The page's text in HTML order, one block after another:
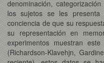
denominación,
los sujetos se les
conciencia de que su
su representación en
experimentos muestran
(Richardson-Klavehjn,